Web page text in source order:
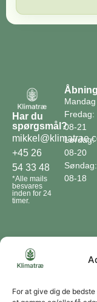
For at give dig de
Har du
spørgsmål?
+45 26
54 33 48
*Alle mails
besvares
inden for 24
timer.
Fredag:
08-21
Lørdag:
08-20
Søndag:
08-18